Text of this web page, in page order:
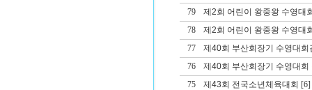
79
제2회 어린이 왕중왕 수영대
78
제2회 어린이 왕중왕 수영대
77
제40회 부산회장기 수영대
76
제40회 부산회장기 수영대
75
제43회 전국소년체육대회 [6]